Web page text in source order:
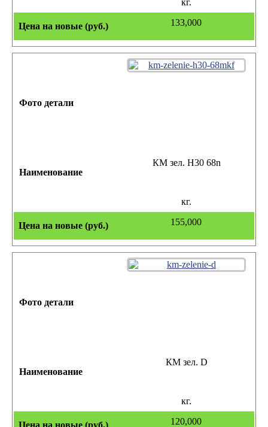
133,000
КМ зел. Н30 68n
кг.
155,000
КМ зел. D
кг.
120,000